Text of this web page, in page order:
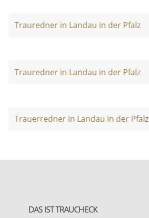
Trauredner in Landau in der Pfalz
Trauredner in Landau in der Pfalz
Trauerredner in Landau in der Pfalz
DAS IST TRAUCHECK